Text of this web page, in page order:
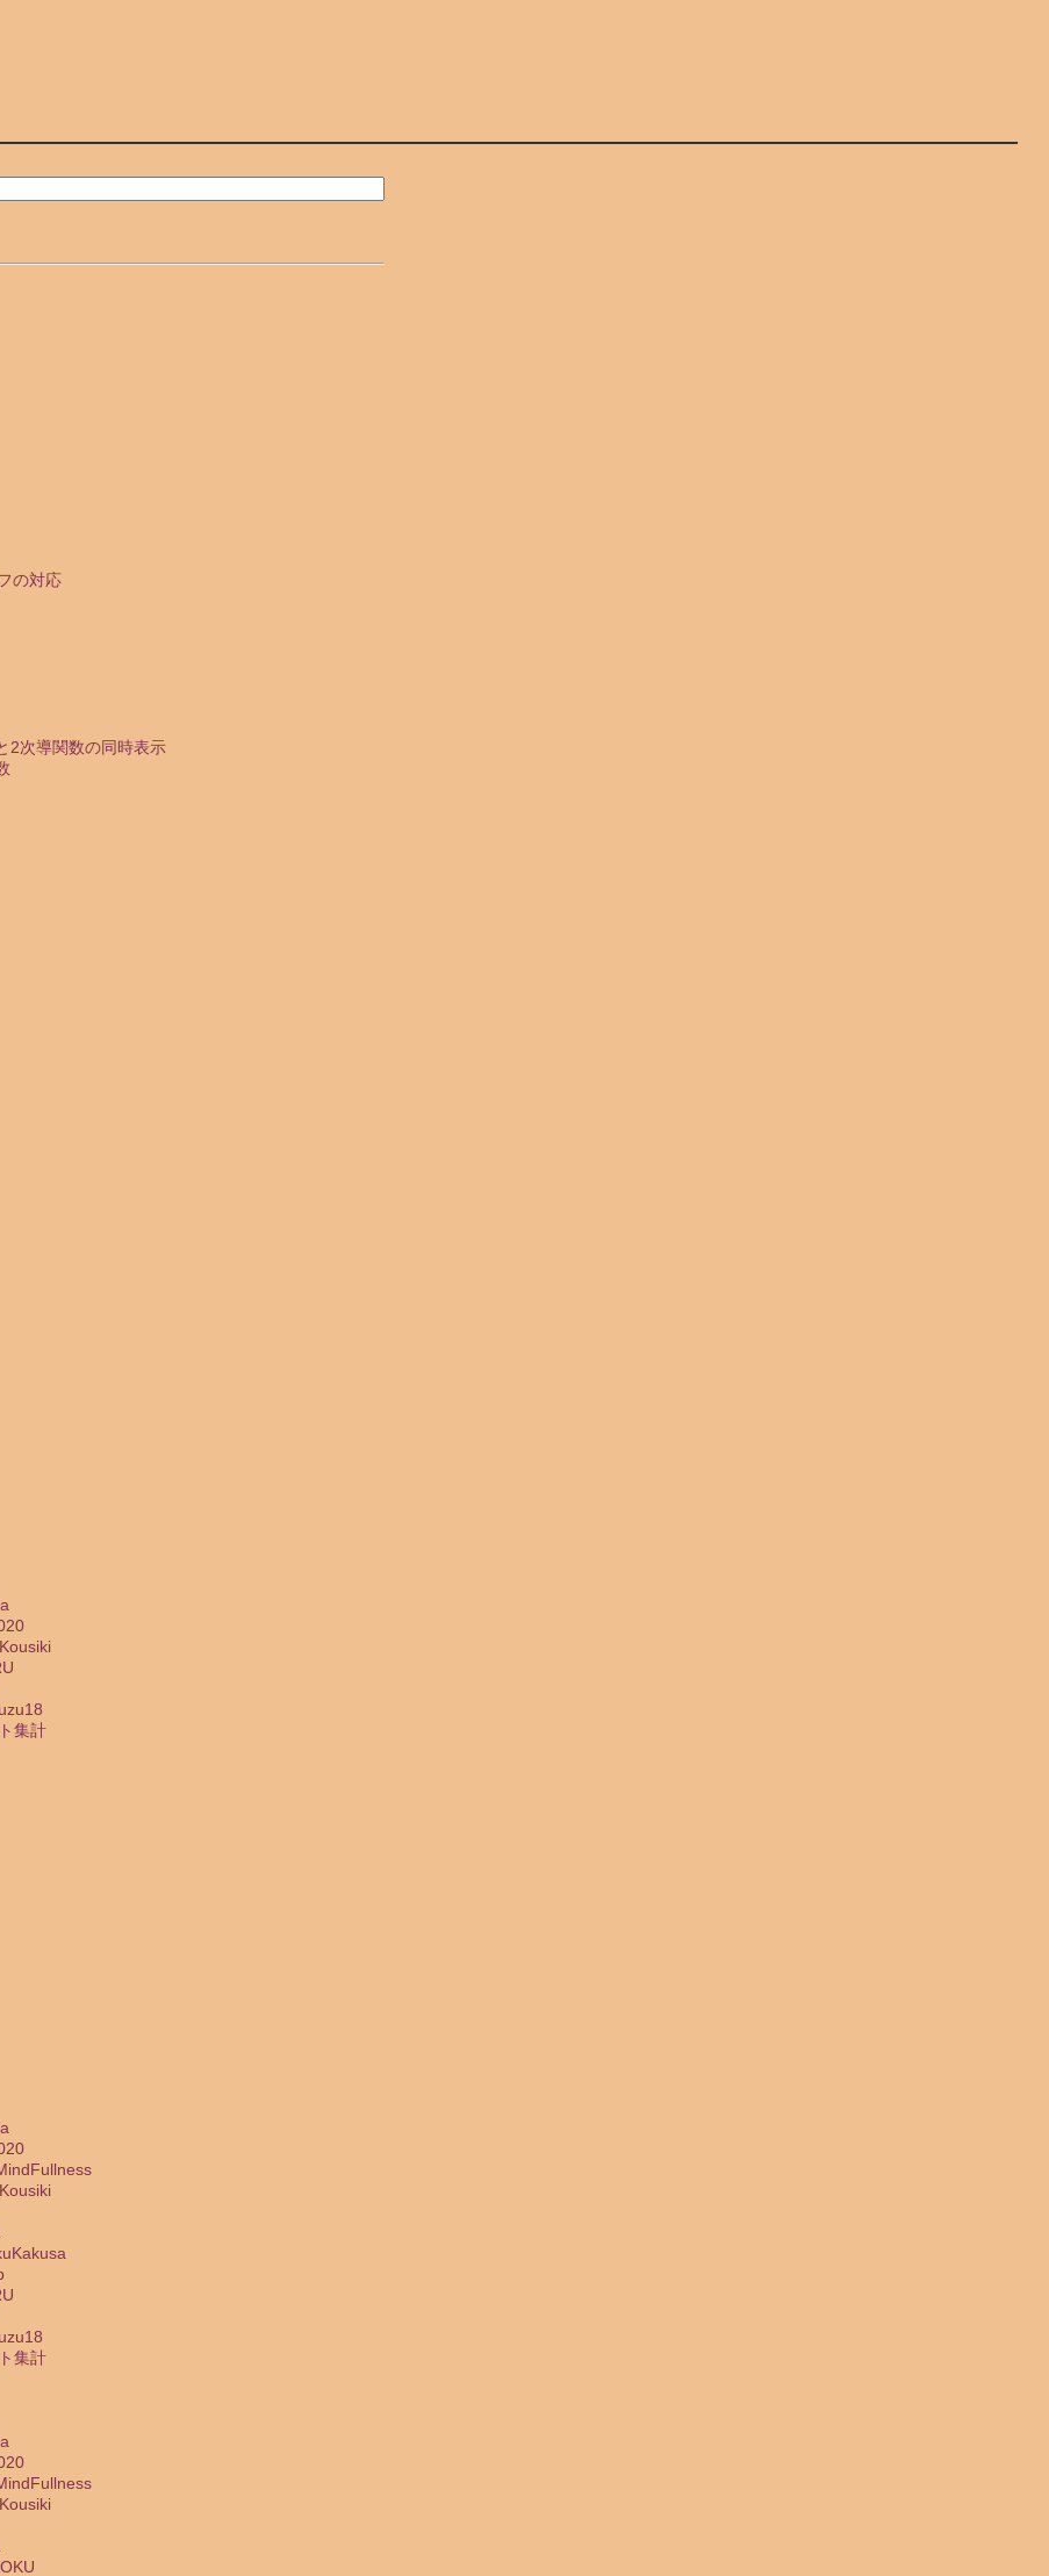
の対応
2次導関数の同時表示
集計
集計